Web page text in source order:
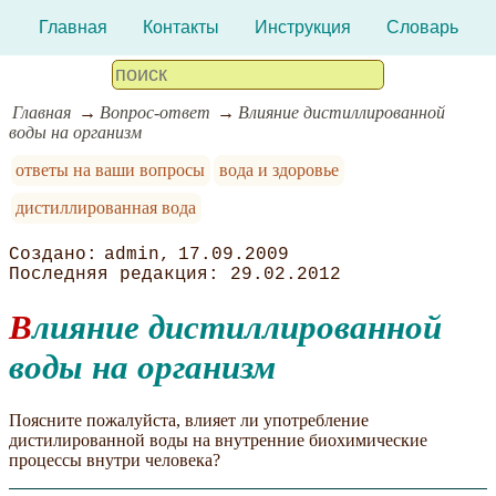
Главная Контакты Инструкция Словарь
Главная Вопрос-ответ
Влияние дистиллированной
воды на организм
ответы на ваши вопросы
вода и здоровье
дистиллированная вода
admin
17.09.2009
29.02.2012
Влияние дистиллированной
воды на организм
Поясните пожалуйста, влияет ли употребление
дистилированной воды на внутренние биохимические
процессы внутри человека?